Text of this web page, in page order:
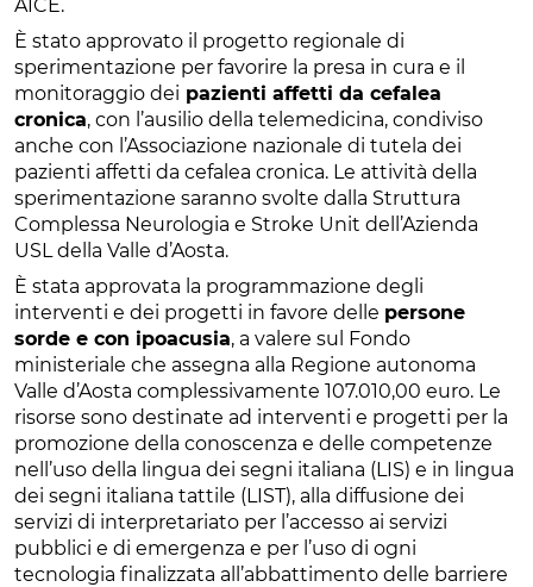
AICE.
È stato approvato il progetto regionale di
sperimentazione per favorire la presa in cura e il
monitoraggio dei pazienti affetti da cefalea
cronica, con l’ausilio della telemedicina, condiviso
anche con l’Associazione nazionale di tutela dei
pazienti affetti da cefalea cronica. Le attività della
sperimentazione saranno svolte dalla Struttura
Complessa Neurologia e Stroke Unit dell’Azienda
USL della Valle d’Aosta.
È stata approvata la programmazione degli
interventi e dei progetti in favore delle persone
sorde e con ipoacusia, a valere sul Fondo
ministeriale che assegna alla Regione autonoma
Valle d’Aosta complessivamente 107.010,00 euro. Le
risorse sono destinate ad interventi e progetti per la
promozione della conoscenza e delle competenze
nell’uso della lingua dei segni italiana (LIS) e in lingua
dei segni italiana tattile (LIST), alla diffusione dei
servizi di interpretariato per l’accesso ai servizi
pubblici e di emergenza e per l’uso di ogni
tecnologia finalizzata all’abbattimento delle barriere